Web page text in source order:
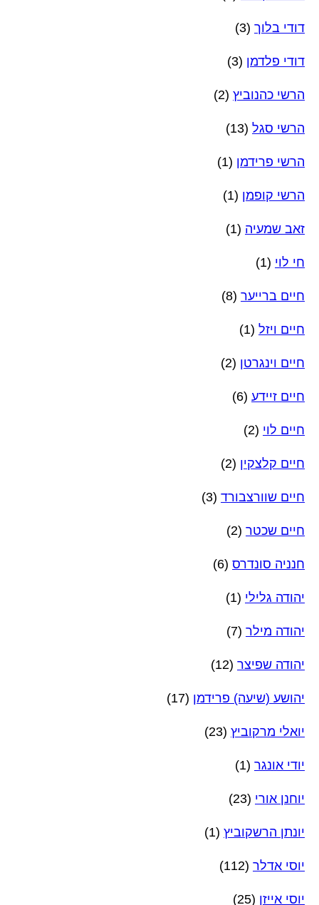
דודי בלוך (3)
דודי פלדמן (3)
הרשי כהנוביץ (2)
הרשי סגל (13)
הרשי פרידמן (1)
הרשי קופמן (1)
זאב שמעיה (1)
חי לוי (1)
חיים ברייער (8)
חיים ויזל (1)
חיים וינגרטן (2)
חיים זיידע (6)
חיים לוי (2)
חיים קלצקין (2)
חיים שוורצבורד (3)
חיים שכטר (2)
חנניה סונדרס (6)
יהודה גלילי (1)
יהודה מילר (7)
יהודה שפיצר (12)
יהושע (שיעה) פרידמן (17)
יואלי מרקוביץ (23)
יודי אונגר (1)
יוחנן אורי (23)
יונתן הרשקוביץ (1)
יוסי אדלר (112)
יוסי אייזן (25)